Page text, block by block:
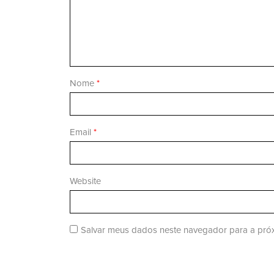
Nome *
Email *
Website
Salvar meus dados neste navegador para a